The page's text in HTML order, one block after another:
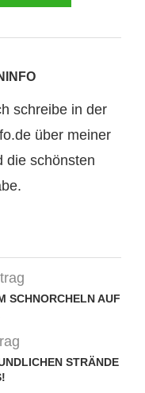
schreibe in der
über meiner
die schönsten
SCHNORCHELN AUF
STRÄNDE